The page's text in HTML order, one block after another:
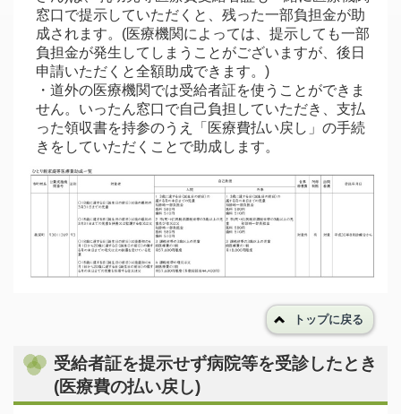
窓口で提示していただくと、残った一部負担金が助
成されます。(医療機関によっては、提示しても一部
負担金が発生してしまうことがございますが、後日
申請いただくと全額助成できます。)
・道外の医療機関では受給者証を使うことができま
せん。いったん窓口で自己負担していただき、支払
った領収書を持参のうえ「医療費払い戻し」の手続
きをしていただくことで助成します。
トップに戻る
受給者証を提示せず病院等を受診したとき
(医療費の払い戻し)